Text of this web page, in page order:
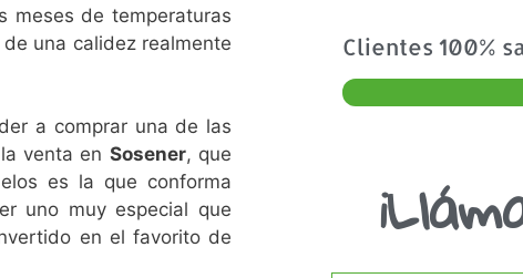
meses de temperaturas
una calidez realmente
a comprar una de las
venta en Sosener, que
es la que conforma
uno muy especial que
en el favorito de
Clientes 100%